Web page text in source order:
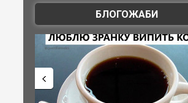
БЛОГОЖАБИ